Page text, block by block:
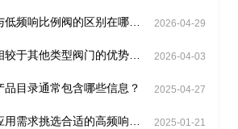
低频响比例阀的区别在哪
2026-04-29
较于其他类型阀门的优势是
2026-04-03
品目录通常包含哪些信息？ 2025-04-27
用需求挑选合适的高频响比
2025-01-21